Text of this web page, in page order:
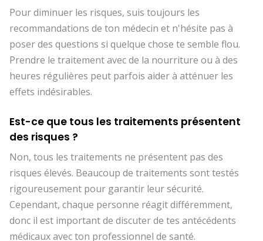
Pour diminuer les risques, suis toujours les
recommandations de ton médecin et n'hésite pas à
poser des questions si quelque chose te semble flou.
Prendre le traitement avec de la nourriture ou à des
heures régulières peut parfois aider à atténuer les
effets indésirables.
Est-ce que tous les traitements présentent
des risques ?
Non, tous les traitements ne présentent pas des
risques élevés. Beaucoup de traitements sont testés
rigoureusement pour garantir leur sécurité.
Cependant, chaque personne réagit différemment,
donc il est important de discuter de tes antécédents
médicaux avec ton professionnel de santé.